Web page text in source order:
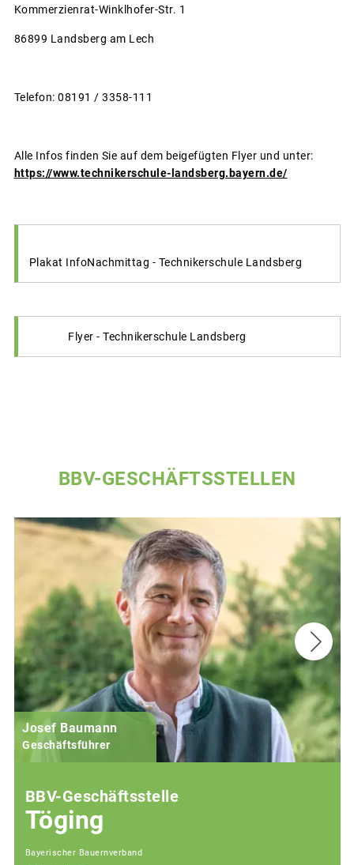
Kommerzienrat-Winklhofer-Str. 1
86899 Landsberg am Lech
Telefon: 08191 / 3358-111
Alle Infos finden Sie auf dem beigefügten Flyer und unter:
https://www.technikerschule-landsberg.bayern.de/
Plakat InfoNachmittag - Technikerschule Landsberg
Flyer - Technikerschule Landsberg
BBV-GESCHÄFTSSTELLEN
Josef Baumann
Geschäftsführer
BBV-Geschäftsstelle
Töging
Bayerischer Bauernverband